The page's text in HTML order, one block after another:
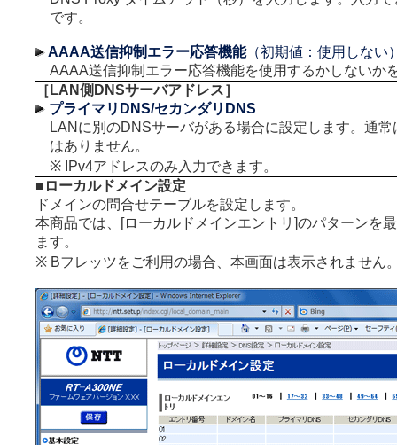
です。
AAAA送信抑制エラー応答機能（初期値：使用しない
AAAA送信抑制エラー応答機能を使用するかしないか
［LAN側DNSサーバアドレス］
プライマリDNS/セカンダリDNS
LANに別のDNSサーバがある場合に設定します。通
はありません。
※ IPv4アドレスのみ入力できます。
■ローカルドメイン設定
ドメインの問合せテーブルを設定します。
本商品では、[ローカルドメインエントリ]のパターンを
ます。
※ Bフレッツをご利用の場合、本画面は表示されません